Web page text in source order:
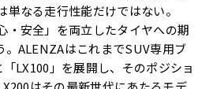
なる走行性能だけではない。
・安全」を両立したタイヤへの期
。ALENZAはこれまでSUV専用ブ
LX100」を展開し、そのポジショ